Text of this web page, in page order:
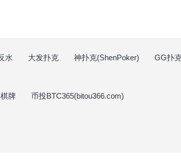
水 大发扑克 神扑克(ShenPoker) GG扑
牌 币投BTC365(bitou366.com)